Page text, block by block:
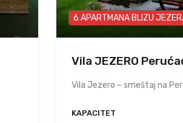
6 APARTMANA BLIZU
Vila JEZERO
Vila Jezero – smeštaj na
KAPACITET